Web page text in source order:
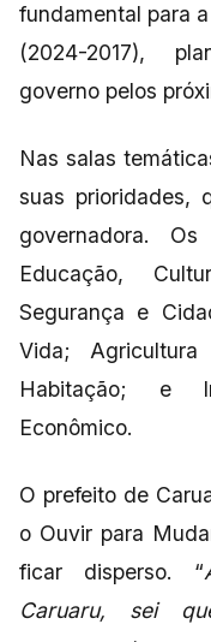
fundamental para
(2024-2017),
governo pelos
Nas salas
suas prioridades,
governadora.
Educação,
Segurança e
Vida;
Habitação; e
Econômico.
O prefeito de
o Ouvir para
ficar disperso. “
Caruaru, sei